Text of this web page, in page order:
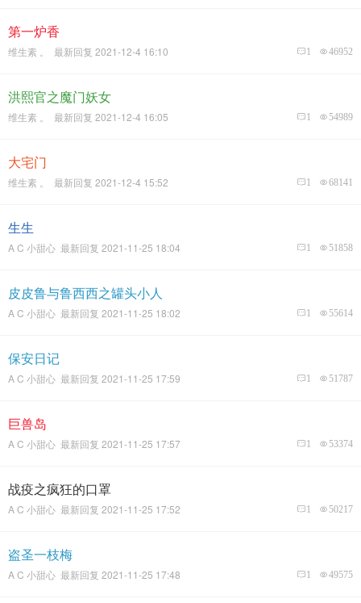
第一炉香
维生素 。 最新回复 2021-12-4 16:10 46952
1
洪熙官之魔门妖女
维生素 。 最新回复 2021-12-4 16:05 54989
1
大宅门
维生素 。 最新回复 2021-12-4 15:52 68141
1
生生
A C 小甜心 最新回复 2021-11-25 18:04 51858
1
皮皮鲁与鲁西西之罐头小人
A C 小甜心 最新回复 2021-11-25 18:02 55614
1
保安日记
A C 小甜心 最新回复 2021-11-25 17:59 51787
1
巨兽岛
A C 小甜心 最新回复 2021-11-25 17:57 53374
1
战疫之疯狂的口罩
A C 小甜心 最新回复 2021-11-25 17:52 50217
1
盗圣一枝梅
A C 小甜心 最新回复 2021-11-25 17:48 49575
1